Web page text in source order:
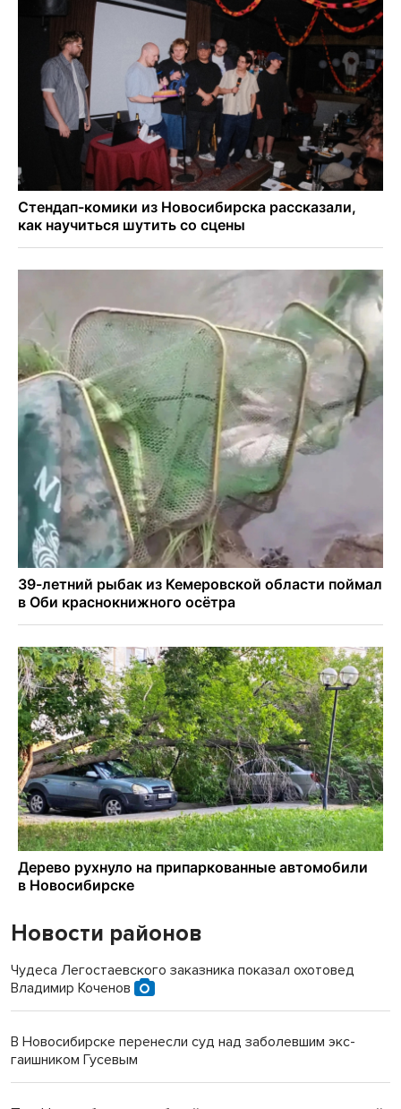
Новости районов
Чудеса Легостаевского заказника показал охотовед
Владимир Коченов
В Новосибирске перенесли суд над заболевшим экс-
гаишником Гусевым